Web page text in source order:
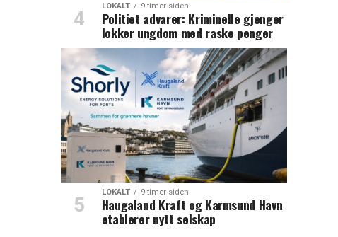
LOKALT 9 timer siden
Politiet advarer: Kriminelle gjenger
lokker ungdom med raske penger
LOKALT 9 timer siden
Haugaland Kraft og Karmsund Havn
etablerer nytt selskap